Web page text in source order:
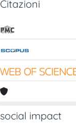
Citazioni
social impact